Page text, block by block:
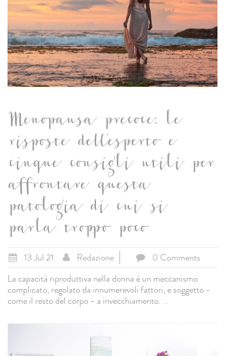
Menopausa precoce: le
risposte dell’esperto e
cinque consigli utili per
affrontare questa
patologia di cui si
parla troppo poco
13 Jul 21 Redazione
0 Comments
La capacità riproduttiva nella donna è un meccanismo
complicato, regolato da innumerevoli fattori, e soggetto -
come il resto del corpo - a invecchiamento. ...